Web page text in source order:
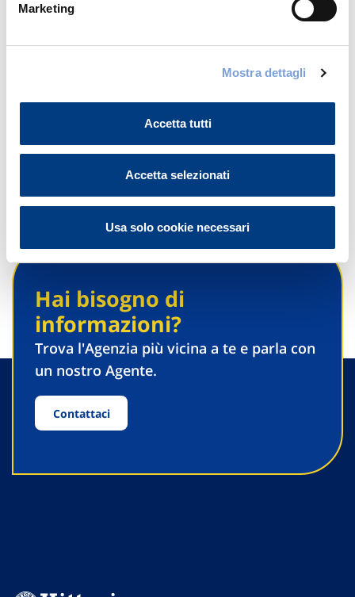
Marketing
Mostra dettagli
Accetta tutti
Accetta selezionati
Usa solo cookie necessari
09311090733
INFO@CARROZZERIAVERGONE.COM
Hai bisogno di
informazioni?
Trova l'Agenzia più vicina a te e parla con
un nostro Agente.
Contattaci